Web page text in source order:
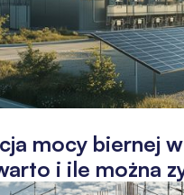
mocy biernej
i ile można